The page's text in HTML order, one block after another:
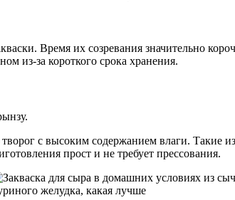
Время их созревания значительно
из-за короткого срока хранения.
творог с высоким содержанием влаги.
прост и не требует прессования.